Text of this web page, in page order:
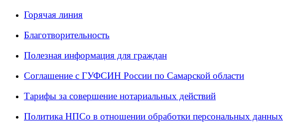
Горячая линия
Благотворительность
Полезная информация для граждан
Соглашение с ГУФСИН России по Самарской области
Тарифы за совершение нотариальных действий
Политика НПСо в отношении обработки персональных данных